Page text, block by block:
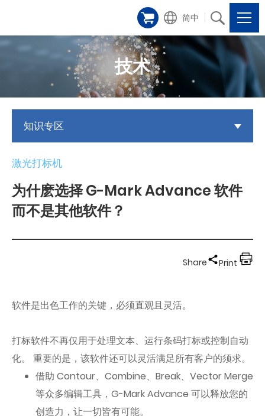
简中
技术
知识专区
激光打标机
为什麽选择 G-Mark Advance 软件
而不是其他软件？
Share Print
软件是出色工作的关键，必须直观且灵活。
打标软件不再仅用于处理文本、运行条码打标或控制自动
化。 重要的是，该软件还可以灵活满足所有客户的须求。
借助 Contour、Combine、Break、Vector Merge
等众多编辑工具，G-Mark Advance 可以释放您的
创造力，让一切皆有可能。